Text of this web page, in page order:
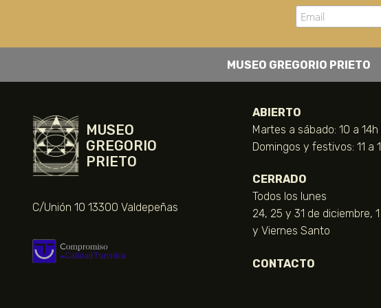
MUSEO GREGORIO PRIETO
MUSEO
GREGORIO
PRIETO
C/Unión 10 13300 Valdepeñas
ABIERTO
Martes a sábado: 10 a 14h
Domingos y festivos: 11 a
CERRADO
Todos los lunes
24, 25 y 31 de diciembre,
y Viernes Santo
CONTACTO